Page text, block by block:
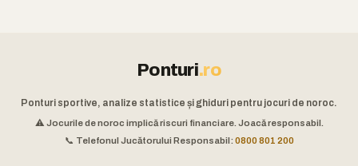
Ponturi.ro
Ponturi sportive, analize statistice și ghiduri pentru jocuri de noroc.
⚠️ Jocurile de noroc implică riscuri financiare. Joacă responsabil.
📞 Telefonul Jucătorului Responsabil: 0800 801 200